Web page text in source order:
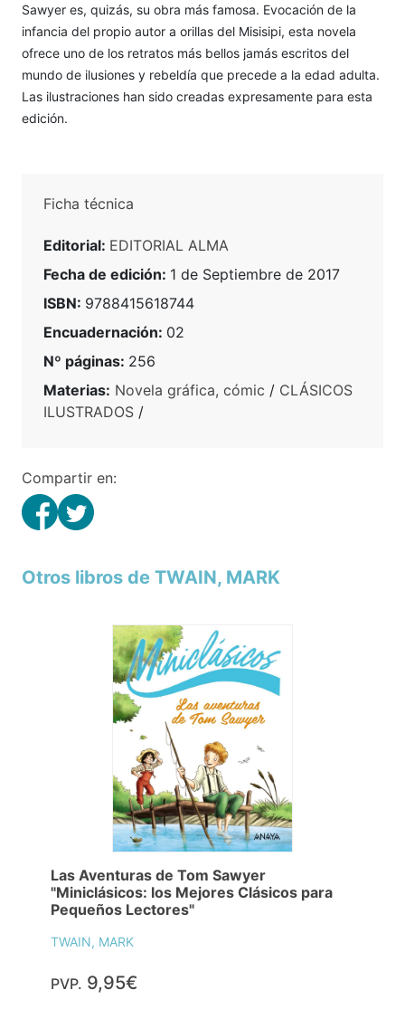
Sawyer es, quizás, su obra más famosa. Evocación de la
infancia del propio autor a orillas del Misisipi, esta novela
ofrece uno de los retratos más bellos jamás escritos del
mundo de ilusiones y rebeldía que precede a la edad adulta.
Las ilustraciones han sido creadas expresamente para esta
edición.
Ficha técnica
Editorial: EDITORIAL ALMA
Fecha de edición: 1 de Septiembre de 2017
ISBN: 9788415618744
Encuadernación: 02
Nº páginas: 256
Materias: Novela gráfica, cómic / CLÁSICOS
ILUSTRADOS /
Compartir en:
Otros libros de TWAIN, MARK
Las Aventuras de Tom Sawyer
"Miniclásicos: los Mejores Clásicos para
Pequeños Lectores"
TWAIN, MARK
PVP. 9,95€